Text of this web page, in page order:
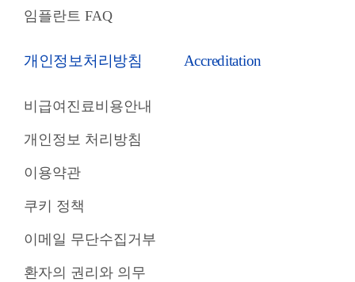
임플란트 FAQ
개인정보처리방침
비급여진료비용안내
개인정보 처리방침
이용약관
쿠키 정책
이메일 무단수집거부
환자의 권리와 의무
Accreditation